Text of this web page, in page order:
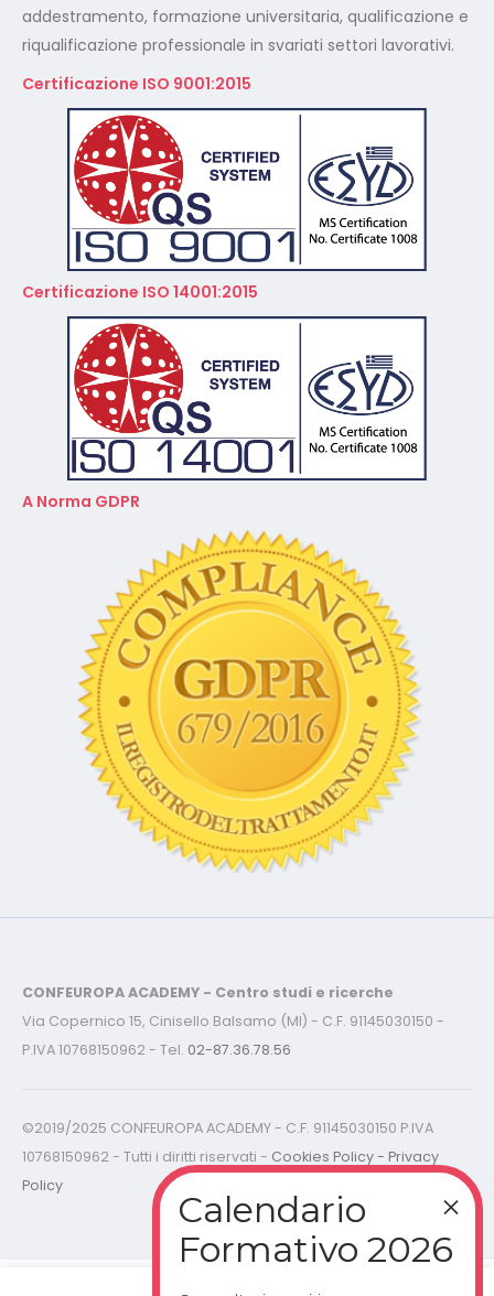
addestramento, formazione universitaria, qualificazione e
riqualificazione professionale in svariati settori lavorativi.
Certificazione ISO 9001:2015
Certificazione ISO 14001:2015
A Norma GDPR
CONFEUROPA ACADEMY - Centro studi e ricerche
Via Copernico 15, Cinisello Balsamo (MI) - C.F. 91145030150 -
P.IVA 10768150962 - Tel. 02-87.36.78.56
©2019/2025 CONFEUROPA ACADEMY - C.F. 91145030150 P.IVA
10768150962 - Tutti i diritti riservati - Cookies Policy - Privacy
Policy